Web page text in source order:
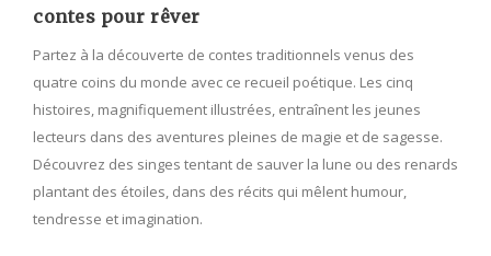
contes pour rêver
Partez à la découverte de contes traditionnels venus des
quatre coins du monde avec ce recueil poétique. Les cinq
histoires, magnifiquement illustrées, entraînent les jeunes
lecteurs dans des aventures pleines de magie et de sagesse.
Découvrez des singes tentant de sauver la lune ou des renards
plantant des étoiles, dans des récits qui mêlent humour,
tendresse et imagination.